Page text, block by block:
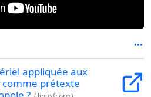
appliquée aux
comme prétexte